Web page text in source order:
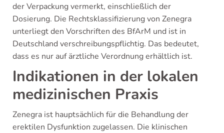
der Verpackung vermerkt, einschließlich der
Dosierung. Die Rechtsklassifizierung von Zenegra
unterliegt den Vorschriften des BfArM und ist in
Deutschland verschreibungspflichtig. Das bedeutet,
dass es nur auf ärztliche Verordnung erhältlich ist.
Indikationen in der lokalen
medizinischen Praxis
Zenegra ist hauptsächlich für die Behandlung der
erektilen Dysfunktion zugelassen. Die klinischen